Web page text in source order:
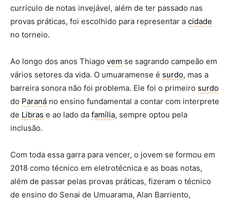
currículo de notas invejável, além de ter passado nas
provas práticas, foi escolhido para representar a cidade
no torneio.
Ao longo dos anos Thiago vem se sagrando campeão em
vários setores da vida. O umuaramense é surdo, mas a
barreira sonora não foi problema. Ele foi o primeiro surdo
do Paraná no ensino fundamental a contar com interprete
de Libras e ao lado da família, sempre optou pela
inclusão.
Com toda essa garra para vencer, o jovem se formou em
2018 como técnico em eletrotécnica e as boas notas,
além de passar pelas provas práticas, fizeram o técnico
de ensino do Senai de Umuarama, Alan Barriento,